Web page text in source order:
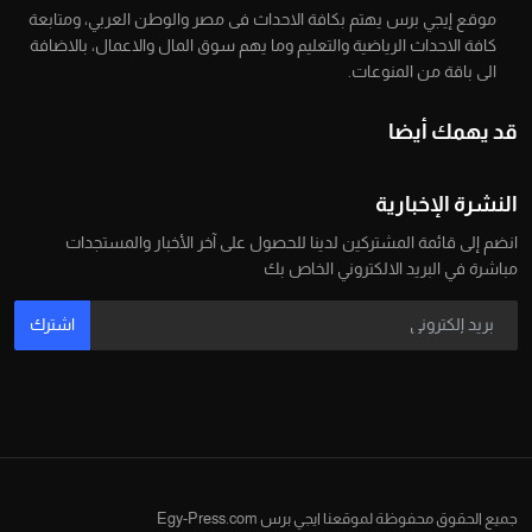
موقع إيجي برس يهتم بكافة الاحداث فى مصر والوطن العربي، ومتابعة
كافة الاحداث الرياضية والتعليم وما يهم سوق المال والاعمال، بالاضافة
الى باقة من المنوعات.
قد يهمك أيضا
النشرة الإخبارية
انضم إلى قائمة المشتركين لدينا للحصول على آخر الأخبار والمستجدات
مباشرة في البريد الالكتروني الخاص بك
اشترك
جميع الحقوق محفوظة لموقعنا ايجي برس Egy-Press.com